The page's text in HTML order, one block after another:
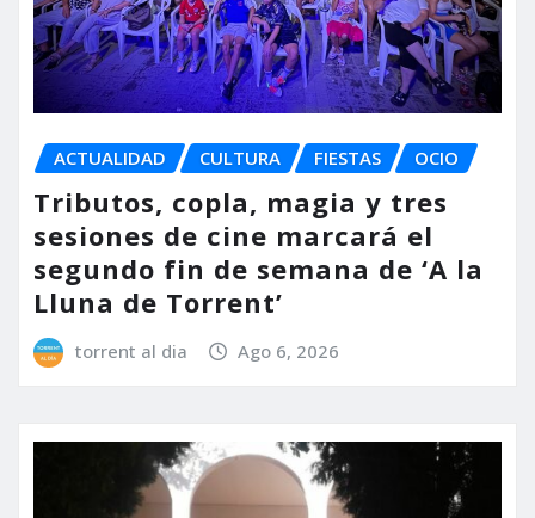
ACTUALIDAD CULTURA FIESTAS OCIO
Tributos, copla, magia y tres
sesiones de cine marcará el
segundo fin de semana de ‘A la
Lluna de Torrent’
torrent al dia Ago 6, 2026